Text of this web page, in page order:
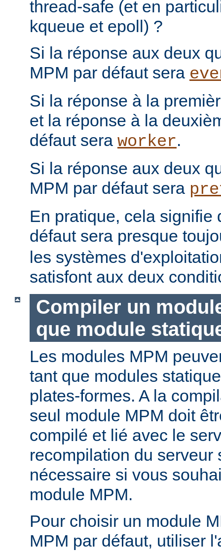
thread-safe (et en
kqueue et epoll) ?
Si la réponse aux deux
MPM par défaut sera
Si la réponse à la
et la réponse à la
défaut sera worker.
Si la réponse aux deux
MPM par défaut sera
En pratique, cela signifie
défaut sera presque
les systèmes
satisfont aux deux
Compiler un
que module
Les modules MPM
tant que modules
plates-formes. A la
seul module MPM doit
compilé et lié avec le
recompilation du serveur
nécessaire si vous
module MPM.
Pour choisir un module
MPM par défaut, utiliser